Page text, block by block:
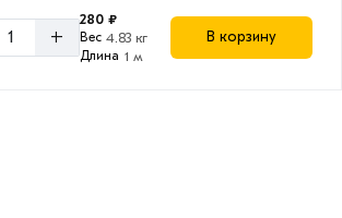
+
280 ₽
Вес 4.83 кг
Длина 1 м
В корзину